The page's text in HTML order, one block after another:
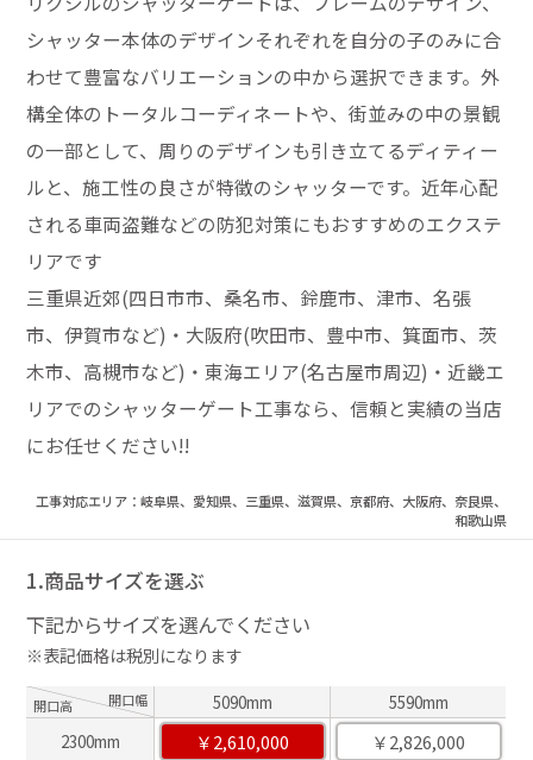
シャッター本体のデザインそれぞれを自分の子のみに合
わせて豊富なバリエーションの中から選択できます。外
構全体のトータルコーディネートや、街並みの中の景観
の一部として、周りのデザインも引き立てるディティー
ルと、施工性の良さが特徴のシャッターです。近年心配
される車両盗難などの防犯対策にもおすすめのエクステ
リアです
三重県近郊(四日市市、桑名市、鈴鹿市、津市、名張
市、伊賀市など)・大阪府(吹田市、豊中市、箕面市、茨
木市、高槻市など)・東海エリア(名古屋市周辺)・近畿エ
リアでのシャッターゲート工事なら、信頼と実績の当店
にお任せください!!
工事対応エリア：岐阜県、愛知県、三重県、滋賀県、京都府、大阪府、奈良県、
和歌山県
1.商品サイズを選ぶ
下記からサイズを選んでください
※表記価格は税別になります
開口高 開口幅 5090mm
5590mm
2300mm
￥2,610,000 ￥2,826,000